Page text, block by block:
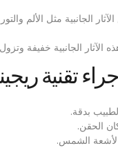
الجانبية مثل الألم
الآثار الجانبية خفيفة
تقنية
بدقة.
الحقن.
الشمس.